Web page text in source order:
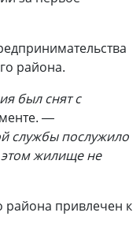
района.
был снят с
—
службы послужило
этом жилище не
привлечен к